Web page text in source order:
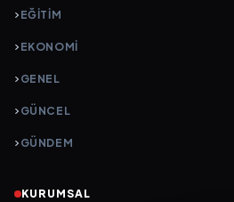
EĞITIM
EKONOMI
GENEL
GÜNCEL
GÜNDEM
KURUMSAL